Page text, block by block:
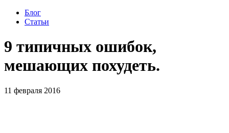
Блог
Статьи
9 типичных ошибок,
мешающих похудеть.
11 февраля 2016